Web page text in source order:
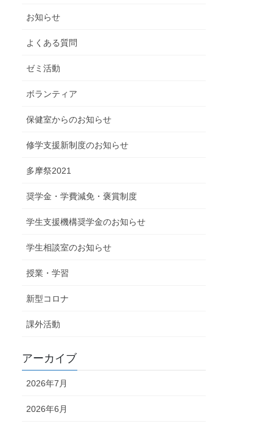
お知らせ
よくある質問
ゼミ活動
ボランティア
保健室からのお知らせ
修学支援新制度のお知らせ
多摩祭2021
奨学金・学費減免・褒賞制度
学生支援機構奨学金のお知らせ
学生相談室のお知らせ
授業・学習
新型コロナ
課外活動
アーカイブ
2026年7月
2026年6月